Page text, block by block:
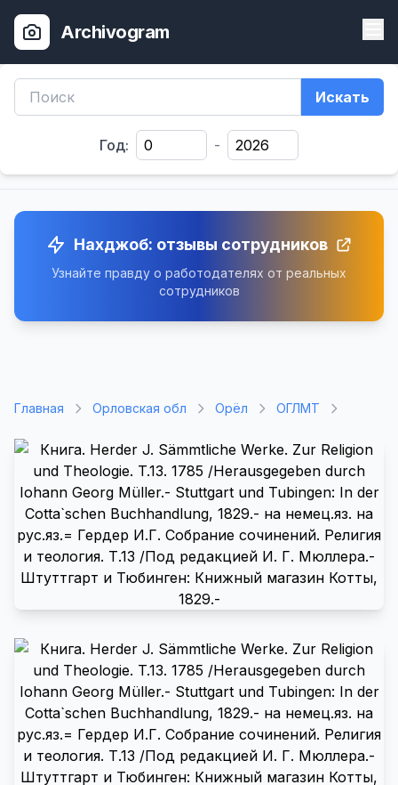
Archivogram
Искать
Год: -
Нахджоб: отзывы сотрудников
Узнайте правду о работодателях от реальных
сотрудников
Главная Орловская обл Орёл ОГЛМТ